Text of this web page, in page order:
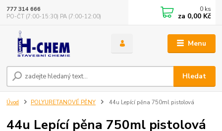
Menu
Hledat
777 314 666
PO-ČT (7:00-15:30) PA (7:00-12:00)
0 ks
za 0,00 Kč
Úvod POLYURETANOVÉ PĚNY 44u Lepící pěna 750ml pistolová
44u Lepící pěna 750ml pistolová